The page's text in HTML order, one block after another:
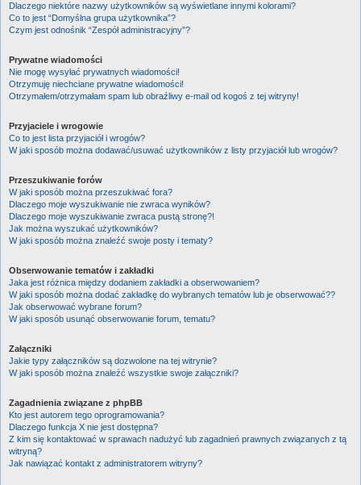
Dlaczego niektóre nazwy użytkowników są wyświetlane innymi kolorami?
Co to jest “Domyślna grupa użytkownika”?
Czym jest odnośnik “Zespół administracyjny”?
Prywatne wiadomości
Nie mogę wysyłać prywatnych wiadomości!
Otrzymuję niechciane prywatne wiadomości!
Otrzymałem/otrzymałam spam lub obraźliwy e-mail od kogoś z tej witryny!
Przyjaciele i wrogowie
Co to jest lista przyjaciół i wrogów?
W jaki sposób można dodawać/usuwać użytkowników z listy przyjaciół lub wrogów?
Przeszukiwanie forów
W jaki sposób można przeszukiwać fora?
Dlaczego moje wyszukiwanie nie zwraca wyników?
Dlaczego moje wyszukiwanie zwraca pustą stronę?!
Jak można wyszukać użytkowników?
W jaki sposób można znaleźć swoje posty i tematy?
Obserwowanie tematów i zakładki
Jaka jest różnica między dodaniem zakładki a obserwowaniem?
W jaki sposób można dodać zakładkę do wybranych tematów lub je obserwować??
Jak obserwować wybrane forum?
W jaki sposób usunąć obserwowanie forum, tematu?
Załączniki
Jakie typy załączników są dozwolone na tej witrynie?
W jaki sposób można znaleźć wszystkie swoje załączniki?
Zagadnienia związane z phpBB
Kto jest autorem tego oprogramowania?
Dlaczego funkcja X nie jest dostępna?
Z kim się kontaktować w sprawach nadużyć lub zagadnień prawnych związanych z tą
witryną?
Jak nawiązać kontakt z administratorem witryny?